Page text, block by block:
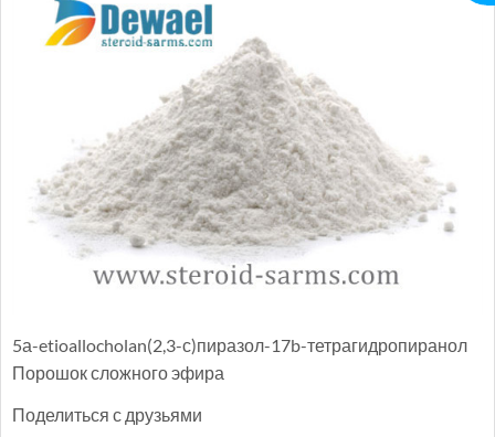
5а-etioallocholan(2,3-с)пиразол-17b-тетрагидропиранол
Порошок сложного эфира
Поделиться с друзьями